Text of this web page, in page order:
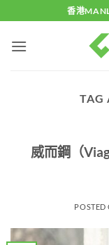
to
content
香港
TAG
威而鋼（
POSTED